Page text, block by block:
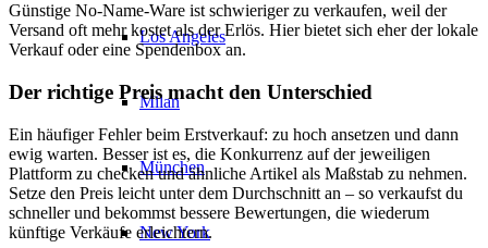
Los Angeles
Milan
München
New York
Günstige No-Name-Ware ist schwieriger zu verkaufen, weil der
Versand oft mehr kostet als der Erlös. Hier bietet sich eher der lokale
Verkauf oder eine Spendenbox an.
Der richtige Preis macht den Unterschied
Ein häufiger Fehler beim Erstverkauf: zu hoch ansetzen und dann
ewig warten. Besser ist es, die Konkurrenz auf der jeweiligen
Plattform zu checken und ähnliche Artikel als Maßstab zu nehmen.
Setze den Preis leicht unter dem Durchschnitt an – so verkaufst du
schneller und bekommst bessere Bewertungen, die wiederum
künftige Verkäufe erleichtern.